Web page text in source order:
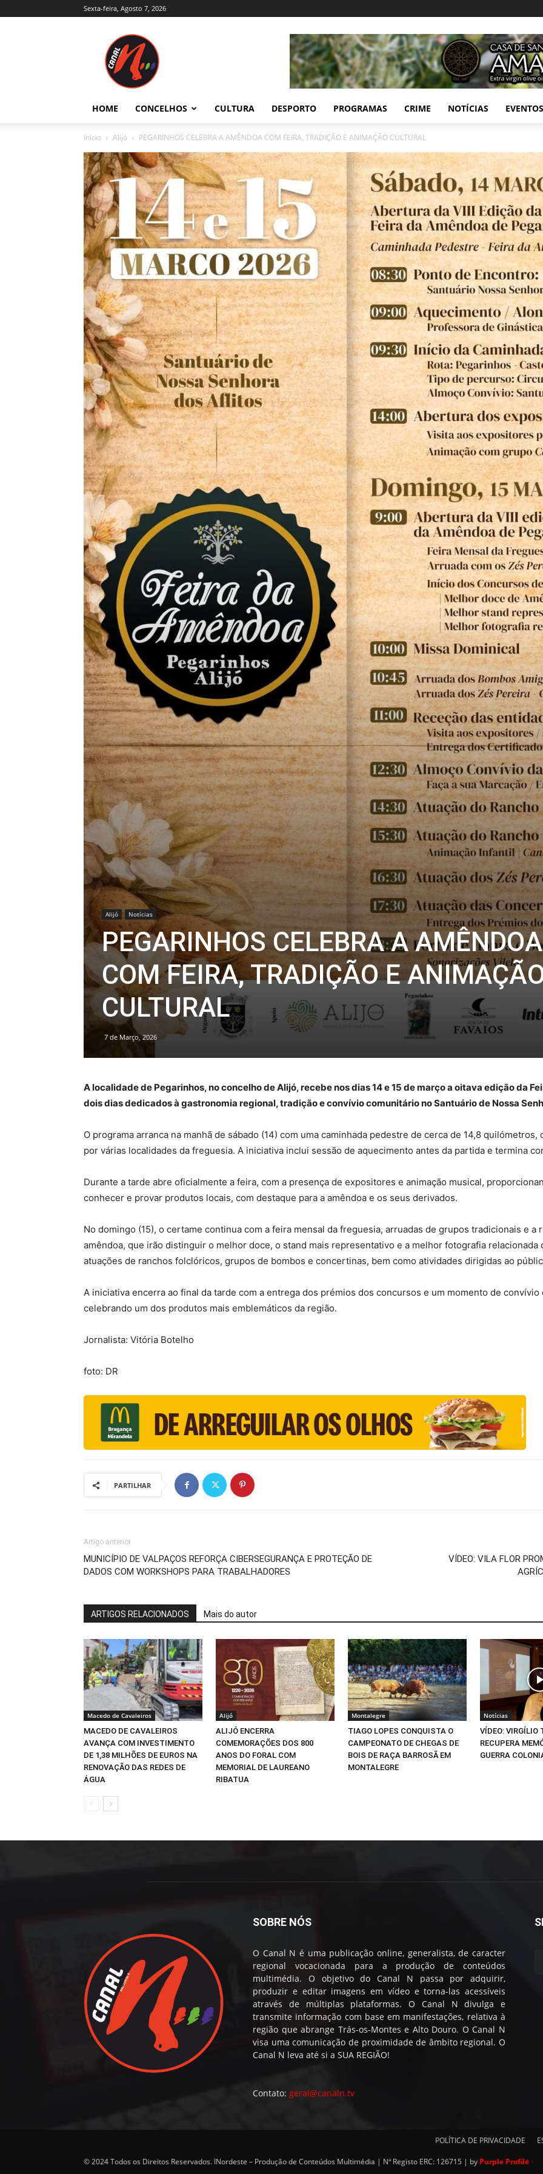
Sexta-feira, Agosto 7, 2026
Trás-
e
Alto
Douro
HOME CONCELHOS CULTURA DESPORTO PROGRAMAS CRIME NOTÍCIAS EVENTOS
Início Alijó PEGARINHOS CELEBRA A AMÊNDOA COM FEIRA, TRADIÇÃO E ANIMAÇÃO CULTURAL
Alijó Notícias
PEGARINHOS CELEBRA A AMÊNDOA
COM FEIRA, TRADIÇÃO E
CULTURAL
7 de Março, 2026
A localidade de Pegarinhos, no concelho de Alijó, recebe nos dias 14 e 15 de março a oitava edição da
dois dias dedicados à gastronomia regional, tradição e convívio comunitário no Santuário de Nossa
O programa arranca na manhã de sábado (14) com uma caminhada pedestre de cerca de 14,8
por várias localidades da freguesia. A iniciativa inclui sessão de aquecimento antes da partida e termina
Durante a tarde abre oficialmente a feira, com a presença de expositores e animação musical,
conhecer e provar produtos locais, com destaque para a amêndoa e os seus derivados.
No domingo (15), o certame continua com a feira mensal da freguesia, arruadas de grupos tradicionais e a
amêndoa, que irão distinguir o melhor doce, o stand mais representativo e a melhor fotografia relacionada
atuações de ranchos folclóricos, grupos de bombos e concertinas, bem como atividades dirigidas ao
A iniciativa encerra ao final da tarde com a entrega dos prémios dos concursos e um momento de
celebrando um dos produtos mais emblemáticos da região.
Jornalista: Vitória Botelho
foto: DR
PARTILHAR
Artigo anterior
MUNICÍPIO DE VALPAÇOS REFORÇA CIBERSEGURANÇA E PROTEÇÃO DE
DADOS COM WORKSHOPS PARA TRABALHADORES
VÍDEO: VILA FLOR
ARTIGOS RELACIONADOS Mais do autor
Macedo de Cavaleiros
MACEDO DE CAVALEIROS
AVANÇA COM INVESTIMENTO
DE 1,38 MILHÕES DE EUROS NA
RENOVAÇÃO DAS REDES DE
ÁGUA
Alijó
ALIJÓ ENCERRA
COMEMORAÇÕES DOS 800
ANOS DO FORAL COM
MEMORIAL DE LAUREANO
RIBATUA
Montalegre
TIAGO LOPES CONQUISTA O
CAMPEONATO DE CHEGAS DE
BOIS DE RAÇA BARROSÃ EM
MONTALEGRE
Notícias
VÍDEO: VIRGÍLIO
RECUPERA
GUERRA
SOBRE NÓS
O Canal N é uma publicação online, generalista, de caracter
regional vocacionada para a produção de conteúdos
multimédia. O objetivo do Canal N passa por adquirir,
produzir e editar imagens em vídeo e torna-las acessíveis
através de múltiplas plataformas. O Canal N divulga e
transmite informação com base em manifestações, relativa à
região que abrange Trás-os-Montes e Alto Douro. O Canal N
visa uma comunicação de proximidade de âmbito regional. O
Canal N leva até si a SUA REGIÃO!
Contato: geral@canaln.tv
POLÍTICA DE PRIVACIDADE
© 2024 Todos os Direitos Reservados. INordeste – Produção de Conteúdos Multimédia | Nª Registo ERC: 126715 | by Purple Profile